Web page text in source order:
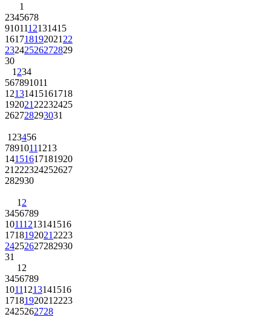
1
2345678
9101112131415
161718192021 22
23242526272829
30
1 234
567891011
12131415161718
192021 22232425
262728293031
1 23456
78910111213
14151617181920
21 222324252627
282930
1 2
3456789
10111213141516
1718192021 2223
24252627282930
31
1 2
3456789
10111213141516
1718192021 2223
2425262728